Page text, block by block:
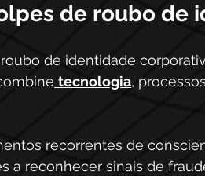
de roubo de
de identidade
tecnologia,
recorrentes de
a reconhecer sinais de